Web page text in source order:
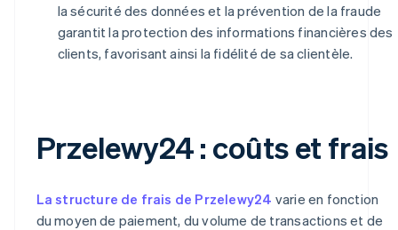
la sécurité des données et la prévention de la fraude
garantit la protection des informations financières des
clients, favorisant ainsi la fidélité de sa clientèle.
Przelewy24 : coûts et frais
La structure de frais de Przelewy24 varie en fonction
du moyen de paiement, du volume de transactions et de